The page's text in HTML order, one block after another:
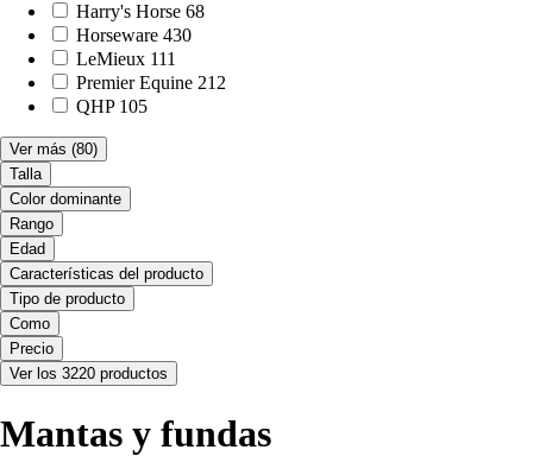
Harry's Horse 68
Horseware 430
LeMieux 111
Premier Equine 212
QHP 105
Ver más (80)
Talla
Color dominante
Rango
Edad
Características del producto
Tipo de producto
Como
Precio
Ver los 3220 productos
Mantas y fundas